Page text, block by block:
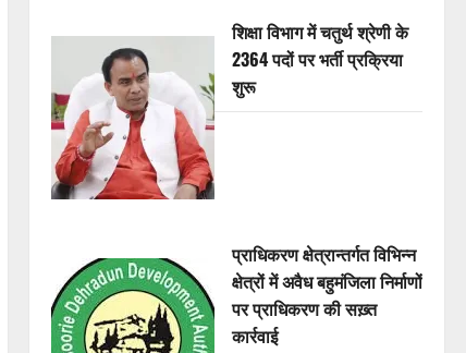
शिक्षा विभाग में चतुर्थ श्रेणी के
2364 पदों पर भर्ती प्रक्रिया
शुरू
प्राधिकरण क्षेत्रान्तर्गत विभिन्न
क्षेत्रों में अवैध बहुमंजिला निर्माणों
पर प्राधिकरण की सख़्त
कार्रवाई